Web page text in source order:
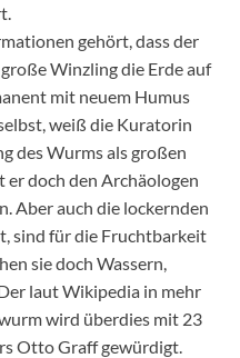
gehört, dass der
Winzling die Erde auf
mit neuem Humus
weiß die Kuratorin
des Wurms als großen
doch den Archäologen
Aber auch die lockernden
sind für die Fruchtbarkeit
sie doch Wassern,
laut Wikipedia in mehr
wird überdies mit 23
Otto Graff gewürdigt.